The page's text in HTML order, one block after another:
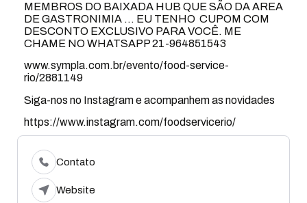
MEMBROS DO BAIXADA HUB QUE SÃO DA AREA
DE GASTRONIMIA … EU TENHO CUPOM COM
DESCONTO EXCLUSIVO PARA VOCÊ. ME
CHAME NO WHATSAPP 21-964851543
www.sympla.com.br/evento/food-service-
rio/2881149
Siga-nos no Instagram e acompanhem as novidades
https://www.instagram.com/foodservicerio/
Contato
Website